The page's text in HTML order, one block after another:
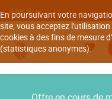
En poursuivant votre
site, vous acceptez l'utilisation
cookies à des fins de mesure
(statistiques anonymes).
Aller à